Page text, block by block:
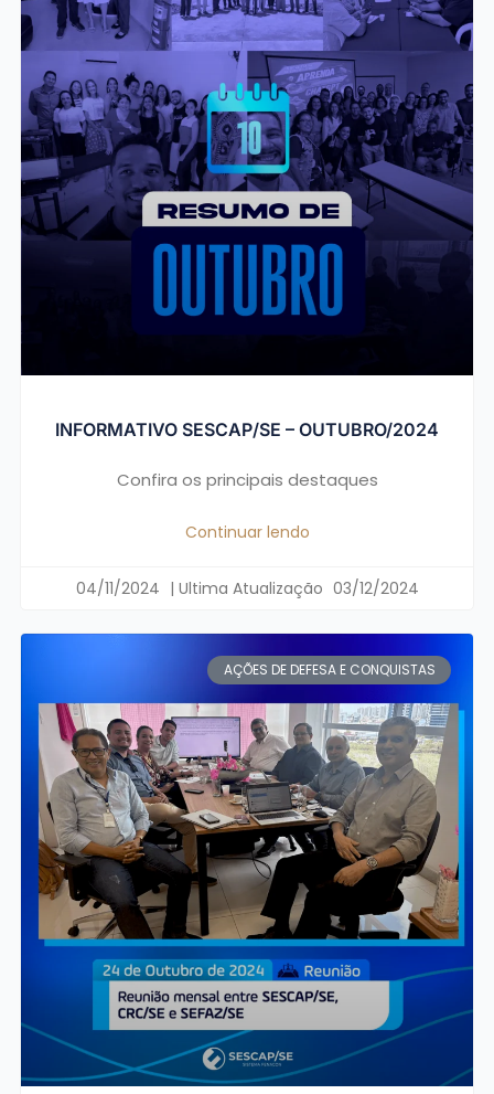
INFORMATIVO SESCAP/SE – OUTUBRO/2024
Confira os principais destaques
Continuar lendo
04/11/2024 03/12/2024
AÇÕES DE DEFESA E CONQUISTAS